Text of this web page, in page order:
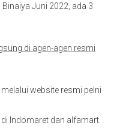
Juni 2022, ada 3
di agen-agen resmi
website resmi pelni
Indomaret dan alfamart.